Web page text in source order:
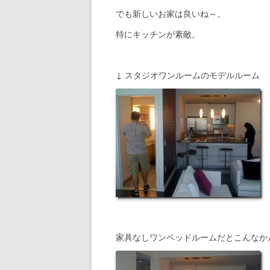
でも新しいお家は良いね～。
特にキッチンが素敵。
↓ スタジオワンルームのモデルルーム
家具なしワンベッドルームだとこんな